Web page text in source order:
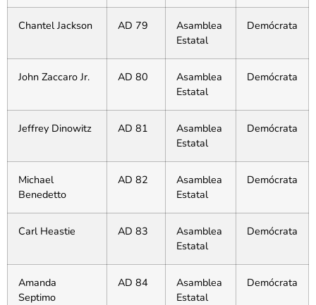
Chantel Jackson AD 79
Asamblea
Estatal
Demócrata
John Zaccaro Jr. AD 80
Asamblea
Estatal
Demócrata
Jeffrey Dinowitz AD 81
Asamblea
Estatal
Demócrata
Michael
Benedetto
AD 82
Asamblea
Estatal
Demócrata
Carl Heastie AD 83
Asamblea
Estatal
Demócrata
Amanda
Septimo
AD 84
Asamblea
Estatal
Demócrata